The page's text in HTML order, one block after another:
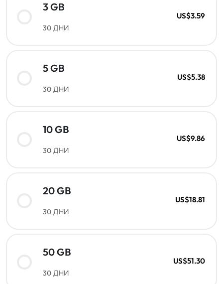
3 GB
30 ДНИ
US$3.59
5 GB
30 ДНИ
US$5.38
10 GB
30 ДНИ
US$9.86
20 GB
30 ДНИ
US$18.81
50 GB
30 ДНИ
US$51.30